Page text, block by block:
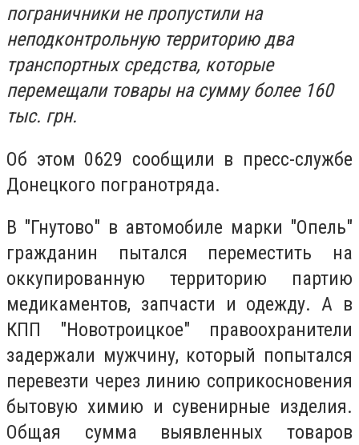
пограничники не пропустили на
неподконтрольную территорию два
транспортных средства, которые
перемещали товары на сумму более 160
тыс. грн.
Об этом 0629 сообщили в пресс-службе
Донецкого погранотряда.
В "Гнутово" в автомобиле марки "Опель"
гражданин пытался переместить на
оккупированную территорию партию
медикаментов, запчасти и одежду. А в
КПП "Новотроицкое" правоохранители
задержали мужчину, который попытался
перевезти через линию соприкосновения
бытовую химию и сувенирные изделия.
Общая сумма выявленных товаров